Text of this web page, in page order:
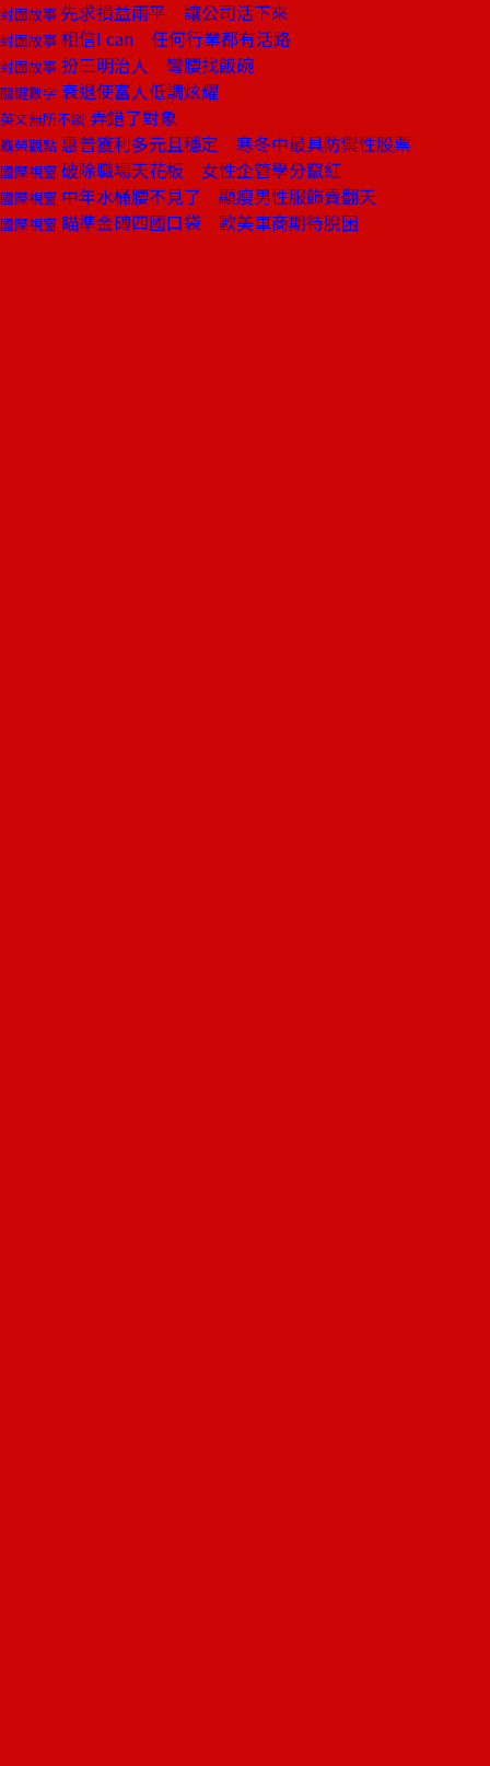
封面故事 先求損益兩平 讓公司活下來
封面故事 相信I can 任何行業都有活路
封面故事 扮三明治人 彎腰找飯碗
關鍵數字 衰退使富人低調炫耀
英文無所不談 弄錯了對象
霸榮觀點 惠普獲利多元且穩定 寒冬中最具防禦性股票
國際視窗 破除職場天花板 女性企管學分竄紅
國際視窗 中年水桶腰不見了 顯瘦男性服飾賣翻天
國際視窗 瞄準金磚四國口袋 歐美車商期待脫困